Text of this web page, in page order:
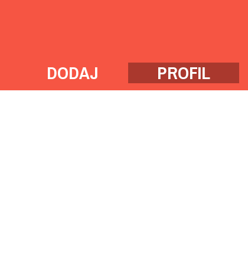
DODAJ PROFIL